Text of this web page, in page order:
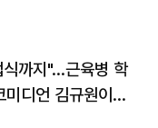
까지"…근육병 학
디언 김규원이었